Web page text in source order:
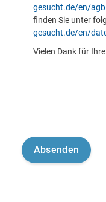
gesucht.de/en/
finden Sie unter
gesucht.de/en/
Vielen Dank für